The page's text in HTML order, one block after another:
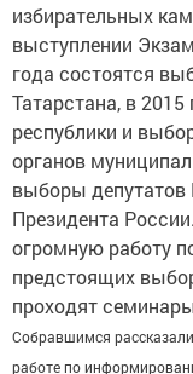
избирательных
выступлении
года состоятся
Татарстана, в
республики и
органов
выборы
Президента
огромную работу
предстоящих
проходят
Собравшимся
работе по